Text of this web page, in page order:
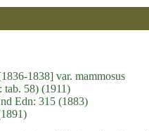
1838] var. mammosus
tab. 58) (1911)
Edn: 315 (1883)